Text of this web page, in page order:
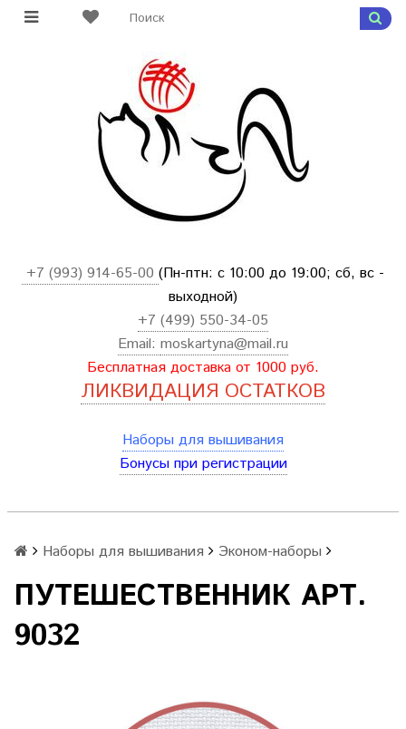
+7 (993) 914-65-00 (Пн-птн: с 10:00 до 19:00; сб, вс -
выходной)
+7 (499) 550-34-05
Email: moskartyna@mail.ru
Бесплатная доставка от 1000 руб.
ЛИКВИДАЦИЯ ОСТАТКОВ
Наборы для вышивания
Бонусы при регистрации
Наборы для вышивания Эконом-наборы
ПУТЕШЕСТВЕННИК АРТ.
9032